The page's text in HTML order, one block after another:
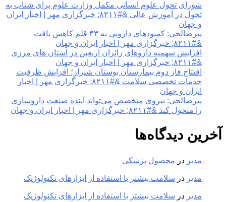
شورای تحول علوم انسانی مکمل وزارت علوم برای شتاب به
تحول در آموزش عالی &#۸۲۱۱; خبرگزاری مهر | اخبار ایران
و جهان
پیرصالحی: کمبودهای دارویی به ۴۳ قلم کاهش یافت
&#۸۲۱۱; خبرگزاری مهر | اخبار ایران و جهان
افزایش سهمیه داروهای زائران اربعین در استان های مرزی
&#۸۲۱۱; خبرگزاری مهر | اخبار ایران و جهان
افتتاح فاز دوم بیمارستان بوستان شیراز؛ افزایش ظرفیت
خدمات تخصصی سلامت &#۸۲۱۱; خبرگزاری مهر | اخبار
ایران و جهان
پیرصالحی: نیروی متخصص می‌تواند آینده صنعت داروسازی
را متحول کند &#۸۲۱۱; خبرگزاری مهر | اخبار ایران و جهان
آخرین دیدگاه‌ها
مدیر در محصول پزشکی
مدیر در سلامت بیشتر با استفاده از ابزارهای تکنولوژیک
مدیر در سلامت بیشتر با استفاده از ابزارهای تکنولوژیک